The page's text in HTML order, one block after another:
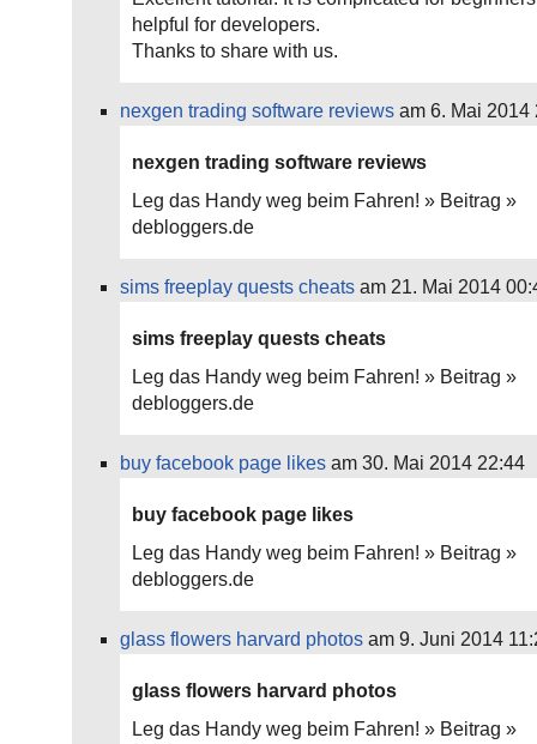
helpful for developers.
Thanks to share with us.
nexgen trading software reviews am 6. Mai 2014
nexgen trading software reviews
Leg das Handy weg beim Fahren! » Beitrag »
debloggers.de
sims freeplay quests cheats am 21. Mai 2014
sims freeplay quests cheats
Leg das Handy weg beim Fahren! » Beitrag »
debloggers.de
buy facebook page likes am 30. Mai 2014 22:44
buy facebook page likes
Leg das Handy weg beim Fahren! » Beitrag »
debloggers.de
glass flowers harvard photos am 9. Juni 2014
glass flowers harvard photos
Leg das Handy weg beim Fahren! » Beitrag »